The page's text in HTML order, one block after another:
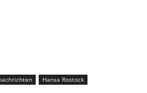
Hansa Rostock